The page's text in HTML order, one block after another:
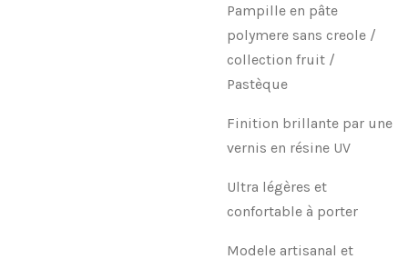
Pampille en pâte
polymere sans creole /
collection fruit /
Pastèque
Finition brillante par une
vernis en résine UV
Ultra légères et
confortable à porter
Modele artisanal et